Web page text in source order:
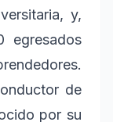
y,
egresados
de
por su